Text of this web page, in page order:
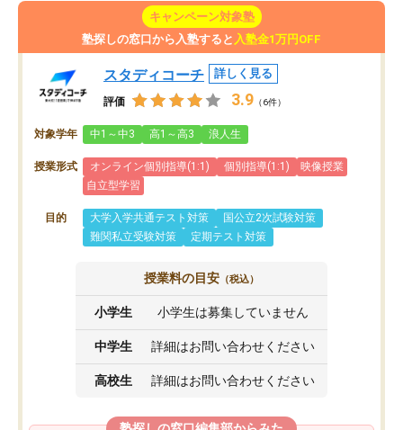
キャンペーン対象塾
塾探しの窓口から入塾すると 入塾金1万円OFF
スタディコーチ 詳しく見る
評価 3.9 （6件）
対象学年 中1～中3 高1～高3 浪人生
授業形式 オンライン個別指導(1:1) 個別指導(1:1)
映像授業
自立型学習
目的 大学入学共通テスト対策
国公立2次試験対策
難関私立受験対策
定期テスト対策
授業料の目安 （税込）
小学生 小学生は募集していません
中学生 詳細はお問い合わせください
高校生 詳細はお問い合わせください